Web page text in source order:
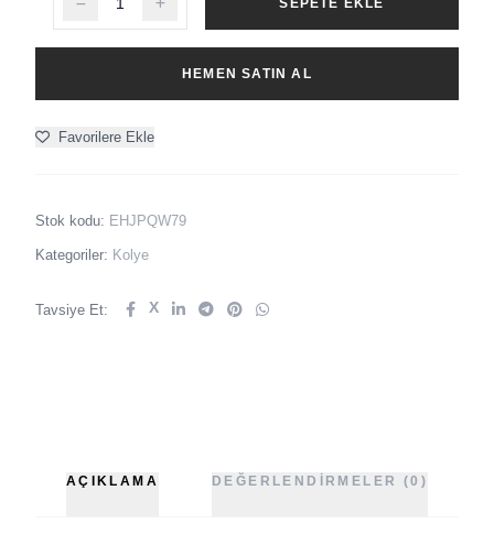
SEPETE EKLE
HEMEN SATIN AL
Favorilere Ekle
Stok kodu: EHJPQW79
Kategoriler: Kolye
Tavsiye Et: X
AÇIKLAMA DEĞERLENDIRMELER (0)